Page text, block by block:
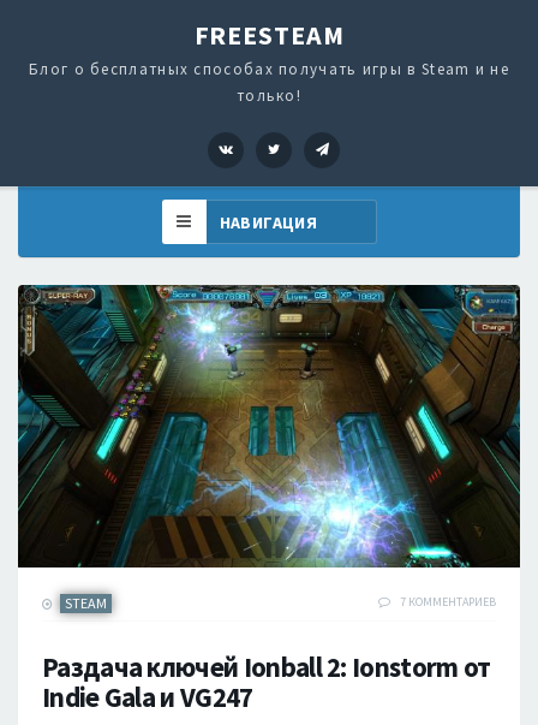
FREESTEAM
Блог о бесплатных способах получать игры в Steam и не
только!
VK Twitter
STEAM 7 КОММЕНТАРИЕВ
Раздача ключей Ionball 2: Ionstorm от
Indie Gala и VG247